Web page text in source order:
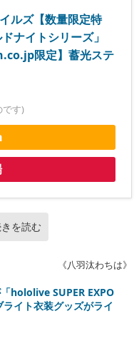
ルズ【数量限定特
ナイトシリーズ」
限定】蓄光ステ
です)
を読む
《八羽汰わちは》
hololive SUPER EXPO
イト衣装グッズがライ